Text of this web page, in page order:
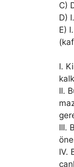
C)
D)
E)
I.
II.
III.
IV.